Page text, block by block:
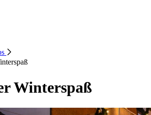
Winterspaß